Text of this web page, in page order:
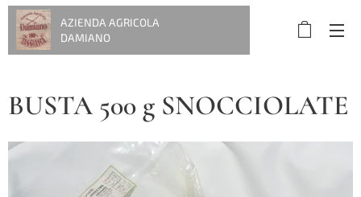
AZIENDA AGRICOLA
DAMIANO
BUSTA 500 g SNOCCIOLATE